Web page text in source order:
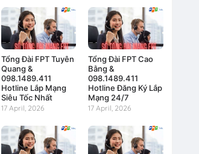
Tổng Đài FPT Tuyên
Quang &
098.1489.411
Hotline Lắp Mạng
Siêu Tốc Nhất
17 April, 2026
Tổng Đài FPT Cao
Bằng &
098.1489.411
Hotline Đăng Ký Lắp
Mạng 24/7
17 April, 2026